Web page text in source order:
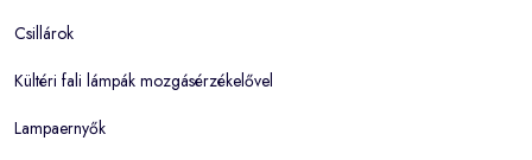
Csillárok
Kültéri fali lámpák mozgásérzékelővel
Lampaernyők